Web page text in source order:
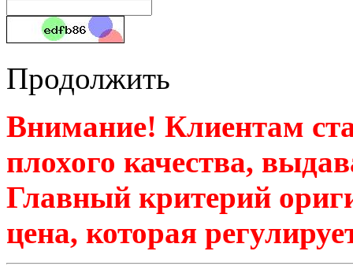
Продолжить
Внимание! Клиентам
плохого качества,
Главный критерий
цена, которая